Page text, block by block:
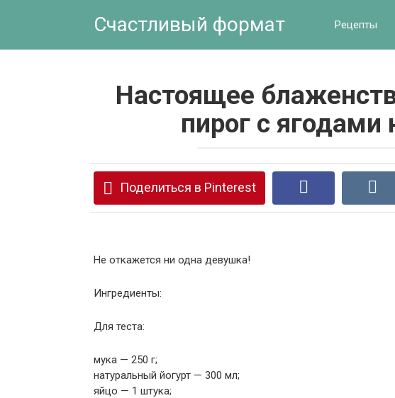
Счастливый формат Рецепты
Настоящее
пирог с ягодами
Поделиться в Pinterest
Не откажется ни одна девушка!
Ингредиенты:
Для теста:
мука — 250 г;
натуральный йогурт — 300 мл;
яйцо — 1 штука;